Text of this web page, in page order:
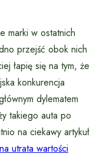
marki w ostatnich
przejść obok nich
łapię się na tym, że
konkurencja
dylematem
takiego auta po
na ciekawy artykuł
utrata wartości